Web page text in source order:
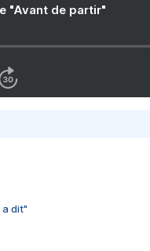
"Avant de partir"
a dit"